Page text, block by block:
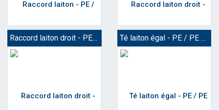
Raccord laiton droit - PE / Femelle Té laiton égal - PE / PE / PE